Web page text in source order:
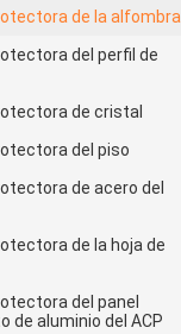
de la alfombra
del perfil de
de cristal
del piso
de acero del
de la hoja de
del panel
de aluminio del ACP